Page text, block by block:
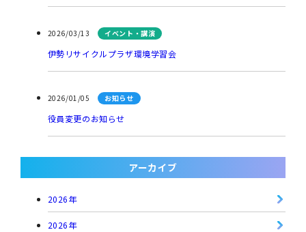
2026/03/13 イベント・講演
伊勢リサイクルプラザ環境学習会
2026/01/05 お知らせ
役員変更のお知らせ
アーカイブ
2026年
2026年